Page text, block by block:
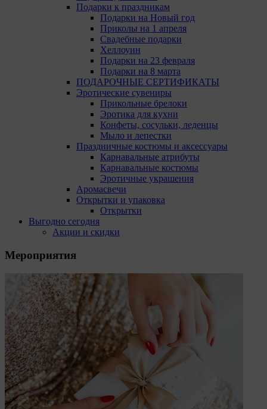
Подарки к праздникам
Подарки на Новый год
Приколы на 1 апреля
Свадебные подарки
Хеллоуин
Подарки на 23 февраля
Подарки на 8 марта
ПОДАРОЧНЫЕ СЕРТИФИКАТЫ
Эротические сувениры
Прикольные брелоки
Эротика для кухни
Конфеты, сосульки, леденцы
Мыло и лепестки
Праздничные костюмы и аксессуары
Карнавальные атрибуты
Карнавальные костюмы
Эротичные украшения
Аромасвечи
Открытки и упаковка
Открытки
Выгодно сегодня
Акции и скидки
Мероприятия